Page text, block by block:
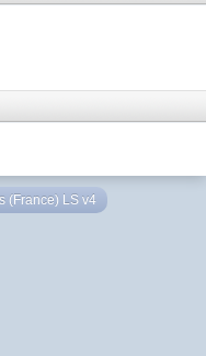
(France) LS v4